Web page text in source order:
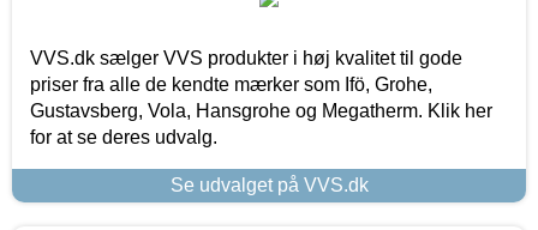
VVS.dk sælger VVS produkter i høj kvalitet til gode
priser fra alle de kendte mærker som Ifö, Grohe,
Gustavsberg, Vola, Hansgrohe og Megatherm. Klik her
for at se deres udvalg.
Se udvalget på VVS.dk